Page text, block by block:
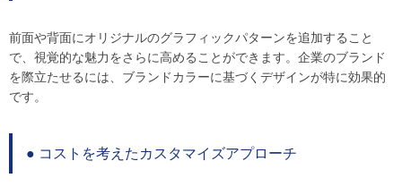
前面や背面にオリジナルのグラフィックパターンを追加すること
で、視覚的な魅力をさらに高めることができます。企業のブランド
を際立たせるには、ブランドカラーに基づくデザインが特に効果的
です。
● コストを考えたカスタマイズアプローチ